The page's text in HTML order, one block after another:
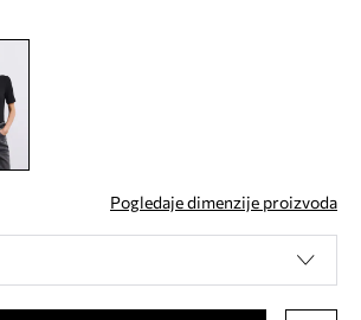
Pogledaje dimenzije proizvoda